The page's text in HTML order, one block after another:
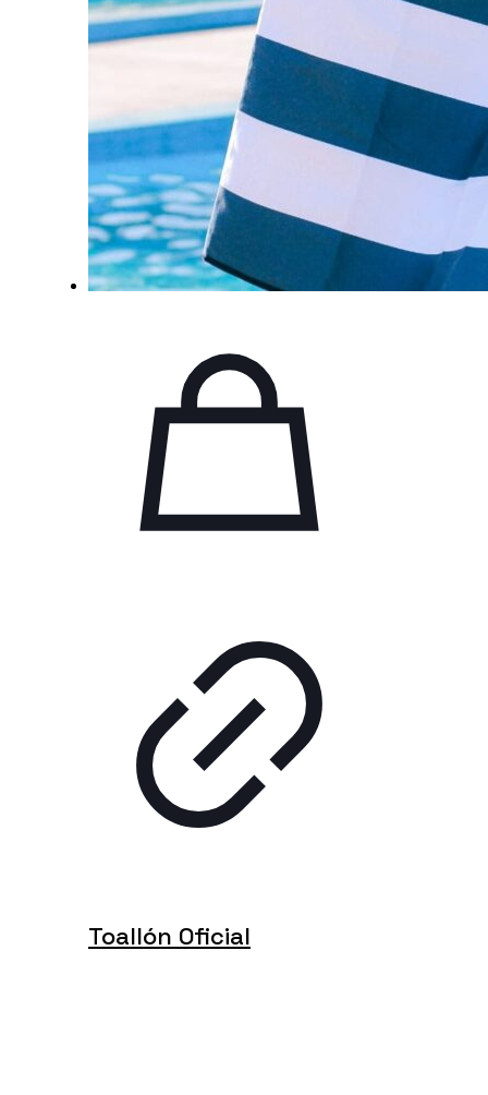
Toallón Oficial